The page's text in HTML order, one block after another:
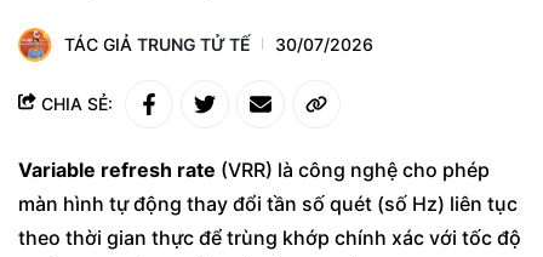
TÁC GIẢ TRUNG TỬ TẾ 30/07/2026
CHIA SẺ:
Variable refresh rate (VRR) là công nghệ cho phép
màn hình tự động thay đổi tần số quét (số Hz) liên tục
theo thời gian thực để trùng khớp chính xác với tốc độ